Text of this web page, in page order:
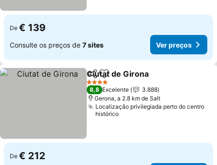
De € 139
Consulte os preços de 7 sites Ver preços
PartilharAdicionar aos favoritos
Ciutat de Girona
4 Estrelas
8,8 Excelente
3.888
Gerona, a 2.8 km de Salt
Localização privilegiada perto do centro
histórico
De € 212